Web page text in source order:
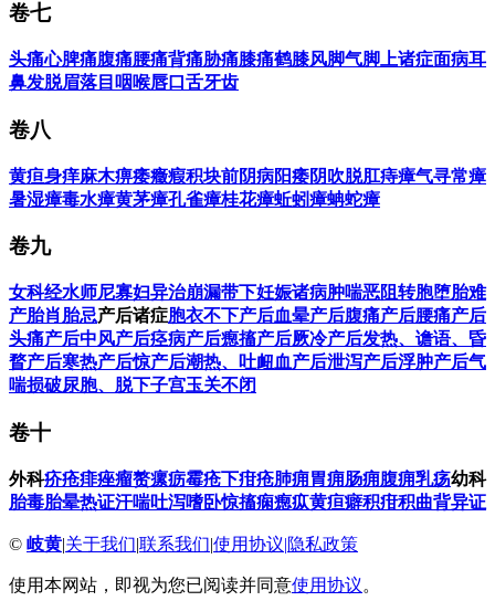
卷七
头痛心脾痛腹痛腰痛背痛胁痛膝痛鹤膝风脚气脚上诸症面病耳
鼻发脱眉落 目 咽喉唇口 舌牙齿
卷八
黄疸身痒麻木痹痿癥瘕积块前阴病阳痿阴吹脱肛痔瘴气寻常瘴
暑湿瘴毒水瘴黄茅瘴孔雀瘴桂花瘴蚯蚓瘴蚺蛇瘴
卷九
女科经水师尼寡妇异治崩漏带下妊娠诸病肿喘恶阻转胞堕胎难
产胎肖胎忌产后诸症胞衣不下产后血晕产后腹痛产后腰痛产后
头痛产后中风产后痉病产后瘛搐产后厥冷产后发热、谵语、昏
瞀产后寒热产后惊产后潮热、吐衄血产后泄泻产后浮肿产后气
喘损破尿胞、脱下子宫玉关不闭
卷十
外科疥疮痱痤瘤赘瘰疬霉疮下疳疮肺痈胃痈肠痈腹痈乳疡幼科
胎毒胎晕热证汗喘吐泻嗜卧惊搐痫瘛疭黄疸癖积疳积曲背异证
© 岐黄|关于我们|联系我们|使用协议|隐私政策
使用本网站，即视为您已阅读并同意使用协议。